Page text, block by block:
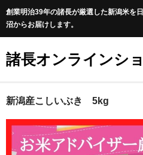
創業明治39年の諸長が厳選した新潟米を
沼からお届けします。
諸長オンラインシ
ホーム
商品カテゴリ一覧
全商品
新潟産こしいぶき 5kg